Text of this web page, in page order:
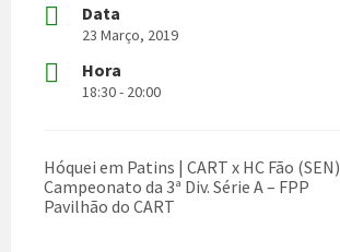
Data
23 Março, 2019
Hora
18:30 - 20:00
Hóquei em Patins | CART x HC Fão (SEN)
Campeonato da 3ª Div. Série A – FPP
Pavilhão do CART